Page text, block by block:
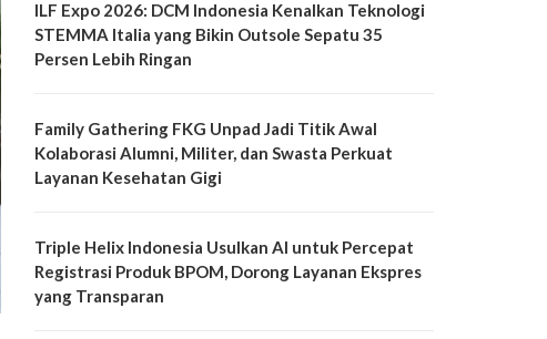
ILF Expo 2026: DCM Indonesia Kenalkan Teknologi
STEMMA Italia yang Bikin Outsole Sepatu 35
Persen Lebih Ringan
Family Gathering FKG Unpad Jadi Titik Awal
Kolaborasi Alumni, Militer, dan Swasta Perkuat
Layanan Kesehatan Gigi
Triple Helix Indonesia Usulkan AI untuk Percepat
Registrasi Produk BPOM, Dorong Layanan Ekspres
yang Transparan